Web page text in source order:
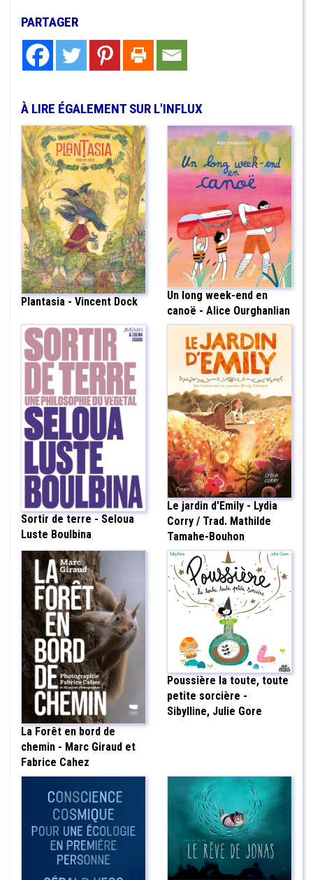
PARTAGER
À LIRE ÉGALEMENT SUR L'INFLUX
Plantasia - Vincent Dock
Un long week-end en
canoë - Alice Ourghanlian
Sortir de terre - Seloua
Luste Boulbina
Le jardin d'Emily - Lydia
Corry / Trad. Mathilde
Tamahe-Bouhon
La Forêt en bord de
chemin - Marc Giraud et
Fabrice Cahez
Poussière la toute, toute
petite sorcière -
Sibylline, Julie Gore